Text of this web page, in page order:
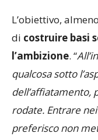
L’obiettivo,
dicostruire basi
l’ambizione. “
qualcosa sotto
dell’affiatamento,
rodate. Entrare nei